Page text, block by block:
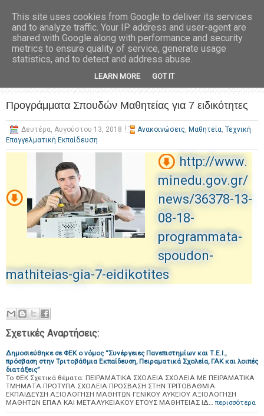
Προγράμματα Σπουδών Μαθητείας για 7 ειδικότητες
Δευτέρα, Αυγούστου 13, 2018 Ανακοινώσεις, Μαθητεία, Τεχνική
Επαγγελματική Εκπαίδευση
http://www.
minedu.gov.gr/
news/36378-13-
08-18-
programmata-
spoudon-
mathiteias-gia-7-eidikotites
Σχετικές Αναρτήσεις:
Δημοσιεύθηκε σε ΦΕΚ ο νόμος “Συνέργειες Πανεπιστημίων και Τ.Ε.Ι.,
πρόσβαση στην Τριτοβάθμια Εκπαίδευση, Πειραματικά Σχολεία, ΓΑΚ και λοιπές
διατάξεις”
To ΦΕΚ Σχετικά θέματα: ΠΕΙΡΑΜΑΤΙΚΑ ΣΧΟΛΕΙΑ ΣΧΟΛΕΙΑ ΜΕ ΠΕΙΡΑΜΑΤΙΚΑ
ΤΜΗΜΑΤΑ ΠΡΟΤΥΠΑ ΣΧΟΛΕΙΑ ΠΡΟΣΒΑΣΗ ΣΤΗΝ ΤΡΙΤΟΒΑΘΜΙΑ
ΕΚΠΑΙΔΕΥΣΗ ΑΞΙΟΛΟΓΗΣΗ ΜΑΘΗΤΩΝ ΓΕΝΙΚΟΥ ΛΥΚΕΙΟΥ ΑΞΙΟΛΟΓΗΣΗ
ΜΑΘΗΤΩΝ ΕΠΑΛ ΚΑΙ ΜΕΤΑΛΥΚΕΙΑΚΟΥ ΕΤΟΥΣ ΜΑΘΗΤΕΙΑΣ ΙΔ… περισσότερα
This site uses cookies from Google to deliver its services
and to analyze traffic. Your IP address and user-agent are
shared with Google along with performance and security
metrics to ensure quality of service, generate usage
statistics, and to detect and address abuse.
LEARN MORE GOT IT